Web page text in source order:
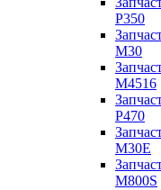
P350
M30
M4516
P470
M30E
M800S